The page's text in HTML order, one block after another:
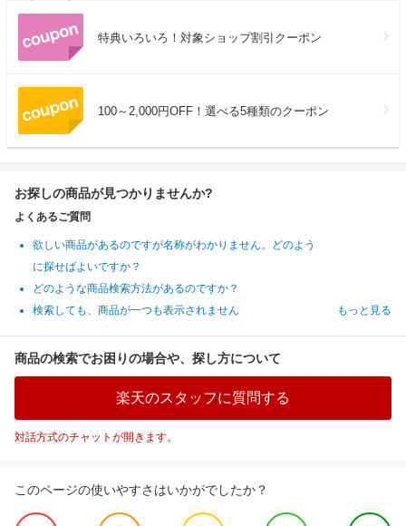
特典いろいろ！対象ショップ割引クーポン
100～2,000円OFF！選べる5種類のクーポン
お探しの商品が見つかりませんか?
よくあるご質問
欲しい商品があるのですが名称がわかりません。どのよう
に探せばよいですか？
どのような商品検索方法があるのですか？
検索しても、商品が一つも表示されません
もっと見る
商品の検索でお困りの場合や、探し方について
楽天のスタッフに質問する
対話方式のチャットが開きます。
このページの使いやすさはいかがでしたか？